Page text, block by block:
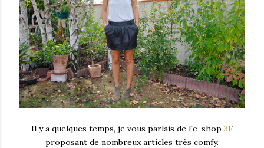
Il y a quelques temps, je vous parlais de l'e-shop 3F
proposant de nombreux articles très comfy.